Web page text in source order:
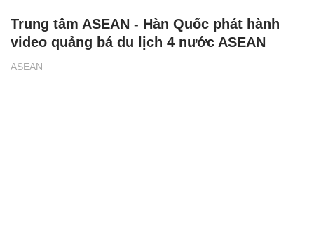
ASEAN
Trung tâm ASEAN - Hàn Quốc phát hành
video quảng bá du lịch 4 nước ASEAN